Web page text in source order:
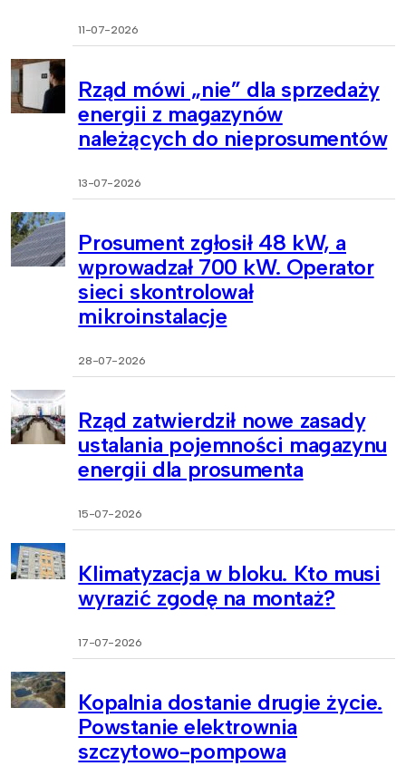
11-07-2026
Rząd mówi „nie” dla sprzedaży
energii z magazynów
należących do nieprosumentów
13-07-2026
Prosument zgłosił 48 kW, a
wprowadzał 700 kW. Operator
sieci skontrolował
mikroinstalacje
28-07-2026
Rząd zatwierdził nowe zasady
ustalania pojemności magazynu
energii dla prosumenta
15-07-2026
Klimatyzacja w bloku. Kto musi
wyrazić zgodę na montaż?
17-07-2026
Kopalnia dostanie drugie życie.
Powstanie elektrownia
szczytowo-pompowa